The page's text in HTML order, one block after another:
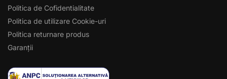
Politica de Cofidentialitate
Politica de utilizare Cookie-uri
Politica returnare produs
Garanții